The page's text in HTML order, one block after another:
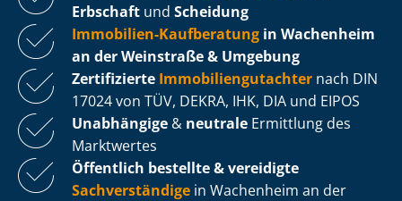
Erbschaft und Scheidung
Immobilien-Kaufberatung in Wachenheim
an der Weinstraße & Umgebung
Zertifizierte Im­mo­bi­li­en­gut­ach­ter nach DIN
17024 von TÜV, DEKRA, IHK, DIA und EIPOS
Unabhängige & neutrale Ermittlung des
Marktwertes
Öffentlich bestellte & vereidigte
Sachverständige in Wachenheim an der